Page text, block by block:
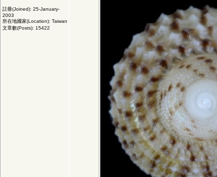
註冊(Joined): 25-January-
2003
所在地國家(Location): Taiwan
文章數(Posts): 15422